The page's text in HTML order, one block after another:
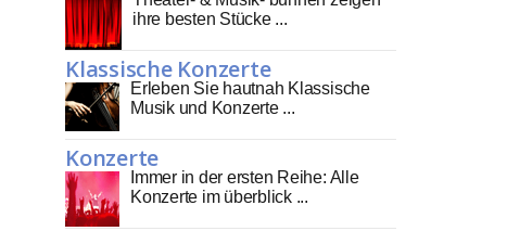
ihre besten Stücke ...
Klassische Konzerte
Erleben Sie hautnah Klassische
Musik und Konzerte ...
Konzerte
Immer in der ersten Reihe: Alle
Konzerte im überblick ...